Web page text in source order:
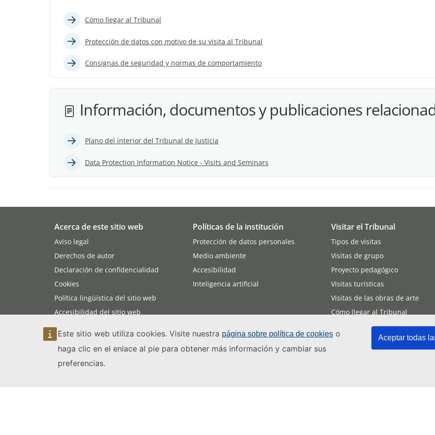
Este sitio web utiliza cookies. Visite nuestra página sobre política de cookies o
haga clic en el enlace al pie para obtener más información y cambiar sus
preferencias.
Aceptar todas
Cómo llegar al Tribunal
Protección de datos con motivo de su visita al Tribunal
Consignas de seguridad y normas de comportamiento
Información, documentos y publicaciones
Plano del interior del Tribunal de Justicia
Data Protection Information Notice - Visits and Seminars
Acerca de este sitio web
Aviso legal
Derechos de autor
Declaración de confidencialidad
Cookies
Política lingüística del sitio web
Accesibilidad del sitio web
Mapa del sitio web
Políticas de la institución
Protección de datos personales
Medio ambiente
Accesibilidad
Inteligencia artificial
Visitar el Tribunal
Tipos de visitas
Visitas de grupo
Proyecto pedagógico
Visitas turísticas
Visitas de las obras de arte
Cómo llegar al Tribunal
Asistencia a las vistas